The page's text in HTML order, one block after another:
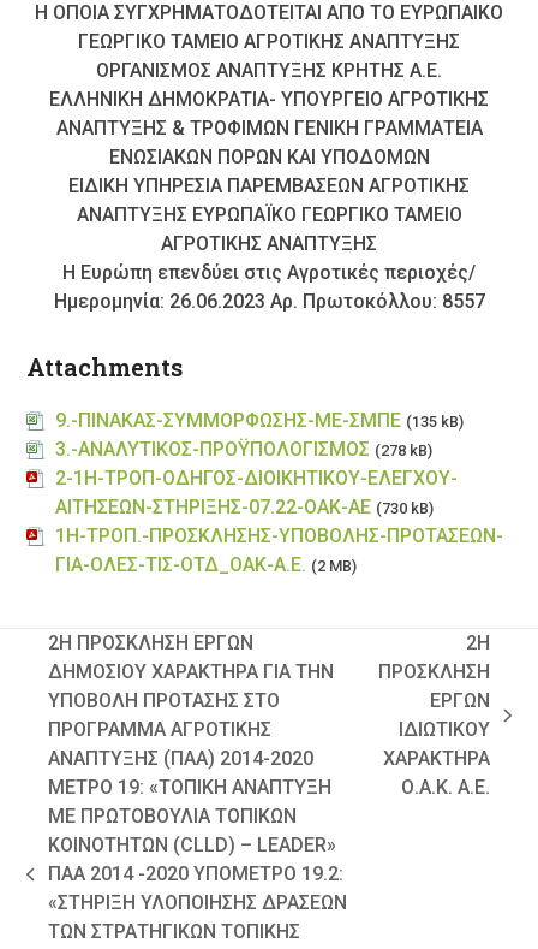
Η ΟΠΟΙΑ ΣΥΓΧΡΗΜΑΤΟΔΟΤΕΙΤΑΙ ΑΠΟ ΤΟ ΕΥΡΩΠΑΙΚΟ
ΓΕΩΡΓΙΚΟ ΤΑΜΕΙΟ ΑΓΡΟΤΙΚΗΣ ΑΝΑΠΤΥΞΗΣ
ΟΡΓΑΝΙΣΜΟΣ ΑΝΑΠΤΥΞΗΣ ΚΡΗΤΗΣ Α.Ε.
ΕΛΛΗΝΙΚΗ ΔΗΜΟΚΡΑΤΙΑ- ΥΠΟΥΡΓΕΙΟ ΑΓΡΟΤΙΚΗΣ
ΑΝΑΠΤΥΞΗΣ & ΤΡΟΦΙΜΩΝ ΓΕΝΙΚΗ ΓΡΑΜΜΑΤΕΙΑ
ΕΝΩΣΙΑΚΩΝ ΠΟΡΩΝ ΚΑΙ ΥΠΟΔΟΜΩΝ
ΕΙΔΙΚΗ ΥΠΗΡΕΣΙΑ ΠΑΡΕΜΒΑΣΕΩΝ ΑΓΡΟΤΙΚΗΣ
ΑΝΑΠΤΥΞΗΣ ΕΥΡΩΠΑΪΚΟ ΓΕΩΡΓΙΚΟ ΤΑΜΕΙΟ
ΑΓΡΟΤΙΚΗΣ ΑΝΑΠΤΥΞΗΣ
Η Ευρώπη επενδύει στις Αγροτικές περιοχές/
Ημερομηνία: 26.06.2023 Αρ. Πρωτοκόλλου: 8557
Attachments
9.-ΠΙΝΑΚΑΣ-ΣΥΜΜΟΡΦΩΣΗΣ-ΜΕ-ΣΜΠΕ (135 kB)
3.-ΑΝΑΛΥΤΙΚΟΣ-ΠΡΟΫΠΟΛΟΓΙΣΜΟΣ (278 kB)
2-1Η-ΤΡΟΠ-ΟΔΗΓΟΣ-ΔΙΟΙΚΗΤΙΚΟΥ-ΕΛΕΓΧΟΥ-
ΑΙΤΗΣΕΩΝ-ΣΤΗΡΙΞΗΣ-07.22-ΟΑΚ-ΑΕ (730 kB)
1Η-ΤΡΟΠ.-ΠΡΟΣΚΛΗΣΗΣ-ΥΠΟΒΟΛΗΣ-ΠΡΟΤΑΣΕΩΝ-
ΓΙΑ-ΟΛΕΣ-ΤΙΣ-ΟΤΔ_ΟΑΚ-Α.Ε. (2 MB)
previous
post:
2H ΠΡΟΣΚΛΗΣΗ ΕΡΓΩΝ
ΔΗΜΟΣΙΟΥ ΧΑΡΑΚΤΗΡΑ ΓΙΑ ΤΗΝ
ΥΠΟΒΟΛΗ ΠΡΟΤΑΣΗΣ ΣΤΟ
ΠΡΟΓΡΑΜΜΑ ΑΓΡΟΤΙΚΗΣ
ΑΝΑΠΤΥΞΗΣ (ΠΑΑ) 2014-2020
ΜΕΤΡΟ 19: «ΤΟΠΙΚΗ ΑΝΑΠΤΥΞΗ
ΜE ΠΡΩΤΟΒΟΥΛΙΑ ΤΟΠΙΚΩΝ
ΚΟΙΝΟΤΗΤΩΝ (CLLD) – LEADER»
ΠΑΑ 2014 -2020 ΥΠΟΜΕΤΡΟ 19.2:
«ΣΤΗΡΙΞΗ ΥΛΟΠΟΙΗΣΗΣ ΔΡΑΣΕΩΝ
ΤΩΝ ΣΤΡΑΤΗΓΙΚΩΝ ΤΟΠΙΚΗΣ
next
post:
2Η
ΠΡΟΣΚΛΗΣΗ
ΕΡΓΩΝ
ΙΔΙΩΤΙΚΟΥ
ΧΑΡΑΚΤΗΡΑ
Ο.Α.Κ. Α.Ε.